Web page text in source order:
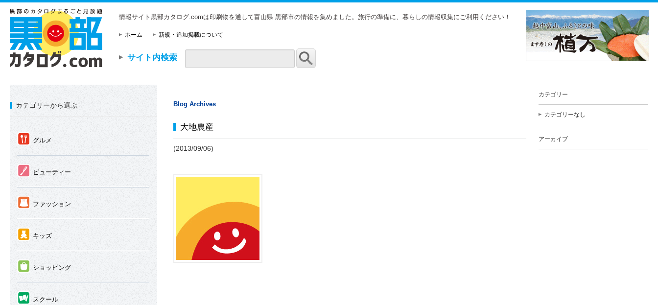
情報サイト黒部カタログ.comは印刷物を通して富山県 黒部市の情報を集めました。旅行の準備に、暮らしの情報収集にご利用ください！
ホーム 新規・追加掲載について
サイト内検索
カテゴリーから選ぶ
① グルメ
② ビューティー
③ ファッション
④ キッズ
⑤ ショッピング
⑥ スクール
Blog Archives
大地農産
(2013/09/06)
カテゴリー
カテゴリーなし
アーカイブ